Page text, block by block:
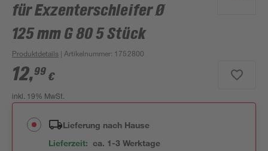
für Exzenterschleifer Ø
125 mm G 80 5 Stück
Produktdetails | Artikelnummer: 1752800
12,99 €
inkl. 19% MwSt.
Lieferung nach Hause
Lieferzeit: ca. 1-3 Werktage